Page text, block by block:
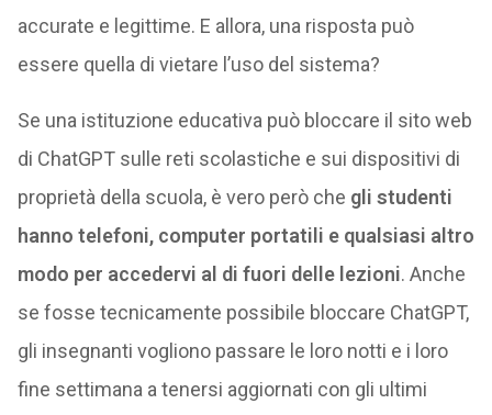
accurate e legittime. E allora, una risposta può
essere quella di vietare l’uso del sistema?
Se una istituzione educativa può bloccare il sito web
di ChatGPT sulle reti scolastiche e sui dispositivi di
proprietà della scuola, è vero però che gli studenti
hanno telefoni, computer portatili e qualsiasi altro
modo per accedervi al di fuori delle lezioni. Anche
se fosse tecnicamente possibile bloccare ChatGPT,
gli insegnanti vogliono passare le loro notti e i loro
fine settimana a tenersi aggiornati con gli ultimi